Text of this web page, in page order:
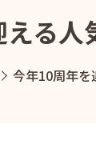
る
今年10周年を